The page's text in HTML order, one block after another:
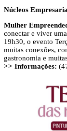
Núcleos
Mulher
conectar e viver
19h30, o evento
muitas conexões,
gastronomia e
>> Informações: